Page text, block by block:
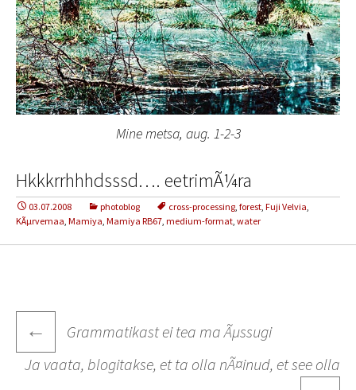
Mine metsa, aug. 1-2-3
Hkkkrrhhhdsssd…. eetrimÃ¼ra
03.07.2008 photoblog cross-processing forest Fuji Velvia
KÃµrvemaa Mamiya Mamiya RB67 medium-format water
Post
navigation
←
Grammatikast ei tea ma Ãµssugi
Ja vaata, blogitakse, et ta olla nÃ¤inud, et see olla